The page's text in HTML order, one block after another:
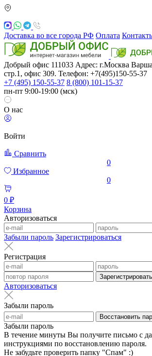
Доставка во все города РФ Оплата
Добрый офис 111033 Адрес: г.Москва
стр.1, офис 309. Телефон: +7(495)150-55-37
+7 (495) 150-55-37 8 (800) 101-15-37
пн-пт 9:00-19:00 (мск)
О нас
Войти
Сравнить
0
Избранное
0
0 ₽
Корзина
Авторизоваться
Забыли пароль Зарегистрироваться
Регистрация
Авторизоваться
Забыли пароль
Восстановить
Забыли пароль
В течение минуты Вы получите письмо с
инструкциями по восстановлению пароля.
Не забудьте проверить папку "Спам" :)